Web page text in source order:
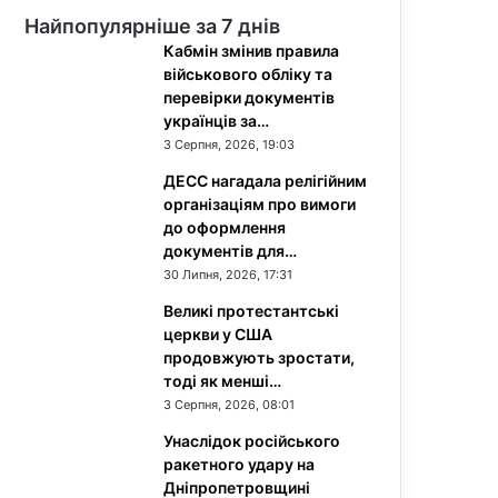
Найпопулярніше за 7 днів
Кабмін змінив правила
військового обліку та
перевірки документів
українців за…
3 Серпня, 2026, 19:03
ДЕСС нагадала релігійним
організаціям про вимоги
до оформлення
документів для…
30 Липня, 2026, 17:31
Великі протестантські
церкви у США
продовжують зростати,
тоді як менші…
3 Серпня, 2026, 08:01
Унаслідок російського
ракетного удару на
Дніпропетровщині